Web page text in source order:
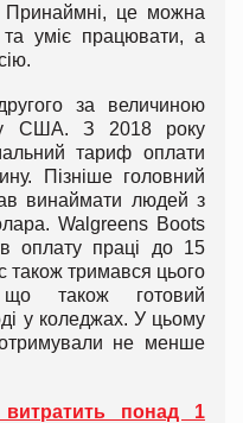
це можна
уміє працювати, а
за величиною
у США. З 2018 року
тариф оплати
Пізніше головний
винаймати людей з
Walgreens Boots
оплату праці до 15
також тримався цього
що також готовий
у коледжах. У цьому
отримували не менше
витратить понад 1